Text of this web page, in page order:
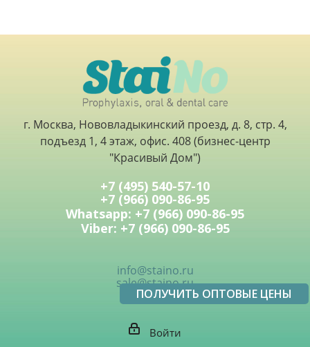
г. Москва, Нововладыкинский проезд, д. 8, стр. 4,
подъезд 1, 4 этаж, офис. 408 (бизнес-центр
"Красивый Дом")
+7 (495) 540-57-10
+7 (966) 090-86-95
Whatsapp: +7 (966) 090-86-95
Viber: +7 (966) 090-86-95
info@staino.ru
sale@staino.ru
Войти
ПОЛУЧИТЬ ОПТОВЫЕ ЦЕНЫ